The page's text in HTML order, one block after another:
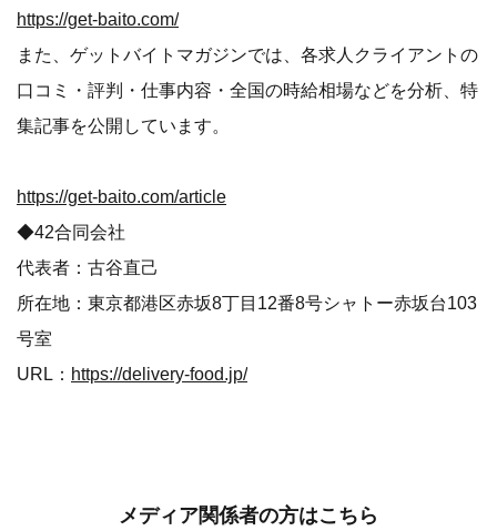
https://get-baito.com/
また、ゲットバイトマガジンでは、各求人クライアントの
口コミ・評判・仕事内容・全国の時給相場などを分析、特
集記事を公開しています。
https://get-baito.com/article
◆42合同会社
代表者：古谷直己
所在地：東京都港区赤坂8丁目12番8号シャトー赤坂台103
号室
URL： https://delivery-food.jp/
メディア関係者の方はこちら